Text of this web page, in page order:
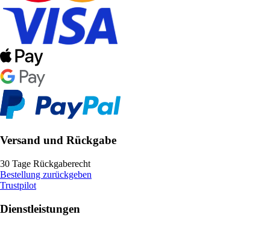
Versand und Rückgabe
30 Tage Rückgaberecht
Bestellung zurückgeben
Trustpilot
Dienstleistungen